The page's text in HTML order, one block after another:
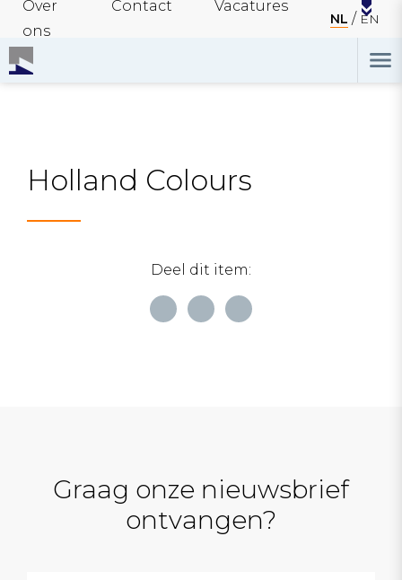
Over
ons
Contact Vacatures
NL EN
Holland Colours
Deel dit item:
Graag onze nieuwsbrief
ontvangen?